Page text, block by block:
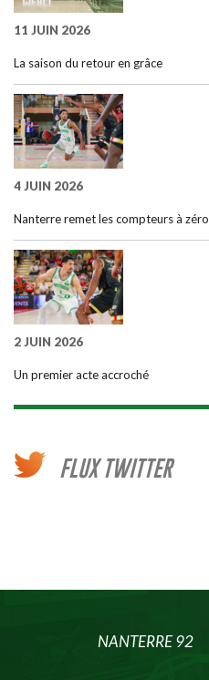
11 JUIN 2026
La saison du retour en grâce
4 JUIN 2026
Nanterre remet les compteurs à zéro
2 JUIN 2026
Un premier acte accroché
FLUX TWITTER
NANTERRE 92